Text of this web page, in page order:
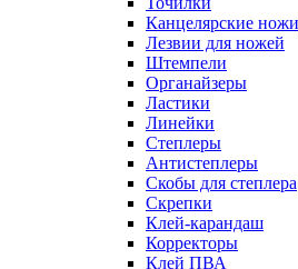
Канцелярские ножи
Лезвии для ножей
Штемпели
Органайзеры
Ластики
Линейки
Степлеры
Антистеплеры
Скобы для степлера
Скрепки
Клей-карандаш
Корректоры
Клей ПВА